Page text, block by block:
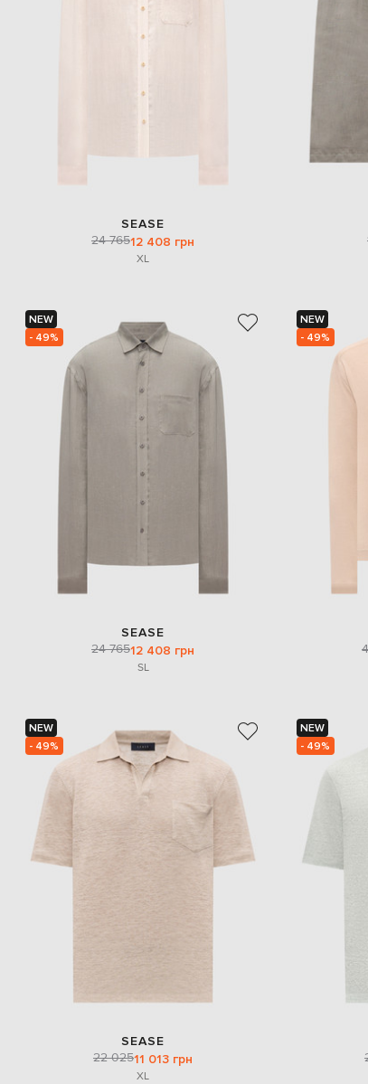
SEASE
24 76512 408 грн
XL
NEW
- 49%
SEASE
24 76512 408 грн
SL
NEW
- 49%
NEW
- 49%
SEASE
22 02511 013 грн
XL
NEW
- 49%